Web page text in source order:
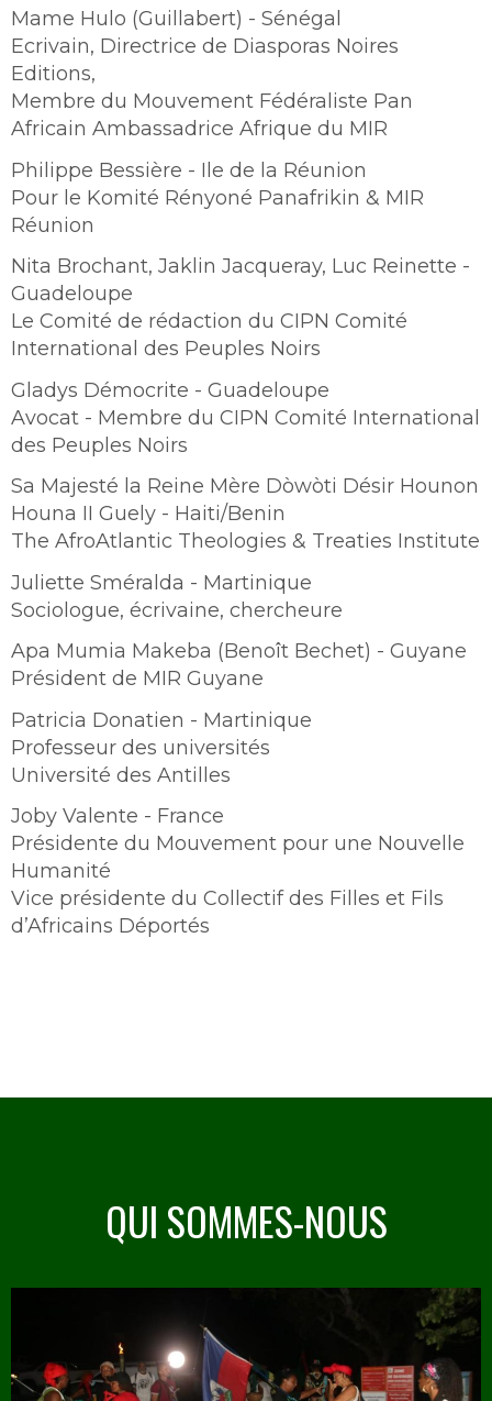
Mame Hulo (Guillabert) - Sénégal
Ecrivain, Directrice de Diasporas Noires
Editions,
Membre du Mouvement Fédéraliste Pan
Africain Ambassadrice Afrique du MIR
Philippe Bessière - Ile de la Réunion
Pour le Komité Rényoné Panafrikin & MIR
Réunion
Nita Brochant, Jaklin Jacqueray, Luc Reinette -
Guadeloupe
Le Comité de rédaction du CIPN Comité
International des Peuples Noirs
Gladys Démocrite - Guadeloupe
Avocat - Membre du CIPN Comité International
des Peuples Noirs
Sa Majesté la Reine Mère Dòwòti Désir Hounon
Houna II Guely - Haiti/Benin
The AfroAtlantic Theologies & Treaties Institute
Juliette Sméralda - Martinique
Sociologue, écrivaine, chercheure
Apa Mumia Makeba (Benoît Bechet) - Guyane
Président de MIR Guyane
Patricia Donatien - Martinique
Professeur des universités
Université des Antilles
Joby Valente - France
Présidente du Mouvement pour une Nouvelle
Humanité
Vice présidente du Collectif des Filles et Fils
d’Africains Déportés
QUI SOMMES-NOUS